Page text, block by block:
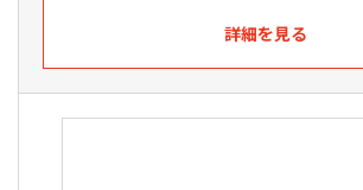
詳細を見る